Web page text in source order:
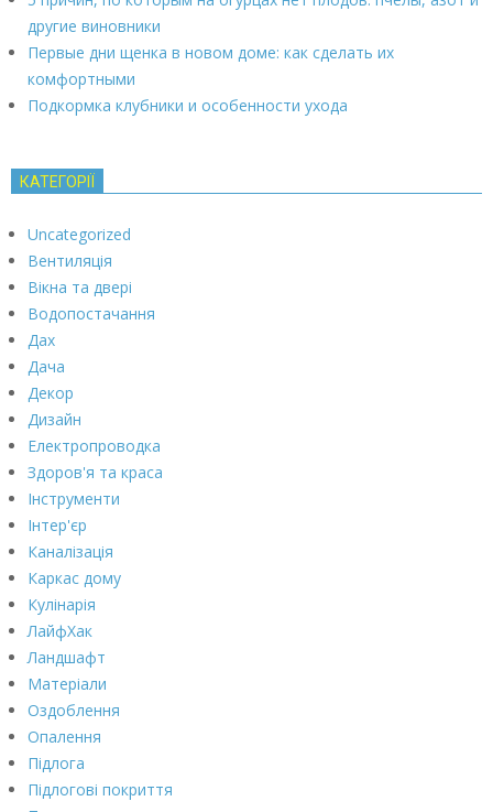
другие виновники
Первые дни щенка в новом доме: как сделать их
комфортными
Подкормка клубники и особенности ухода
КАТЕГОРІЇ
Uncategorized
Вентиляція
Вікна та двері
Водопостачання
Дах
Дача
Декор
Дизайн
Електропроводка
Здоров'я та краса
Інструменти
Інтер'єр
Каналізація
Каркас дому
Кулінарія
ЛайфХак
Ландшафт
Матеріали
Оздоблення
Опалення
Підлога
Підлогові покриття